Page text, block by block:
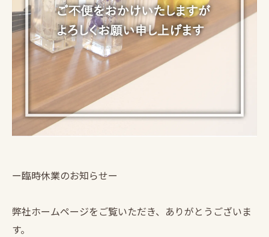
ー臨時休業のお知らせー
弊社ホームページをご覧いただき、ありがとうございま
す。